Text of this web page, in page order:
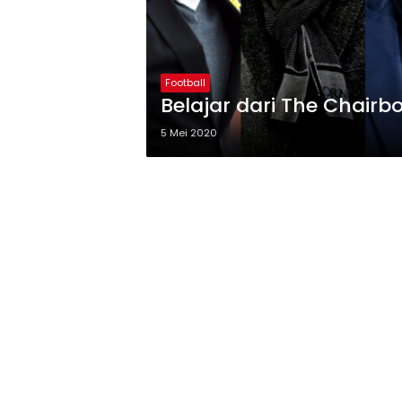
Football
Belajar dari The
5 Mei 2020